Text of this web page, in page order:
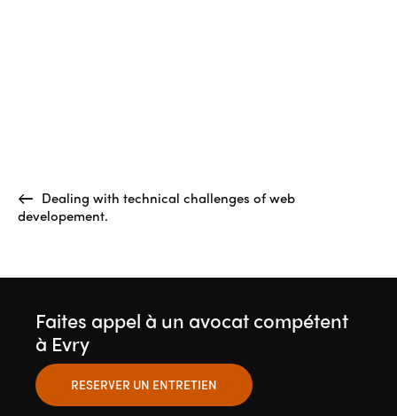
Dealing with technical challenges of web
developement.
Faites appel à un avocat compétent
à Evry
RESERVER UN ENTRETIEN